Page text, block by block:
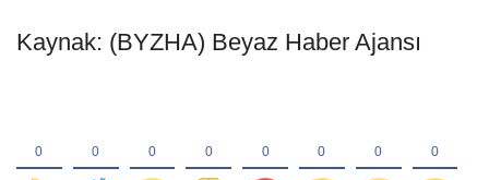
Kaynak: (BYZHA) Beyaz Haber Ajansı